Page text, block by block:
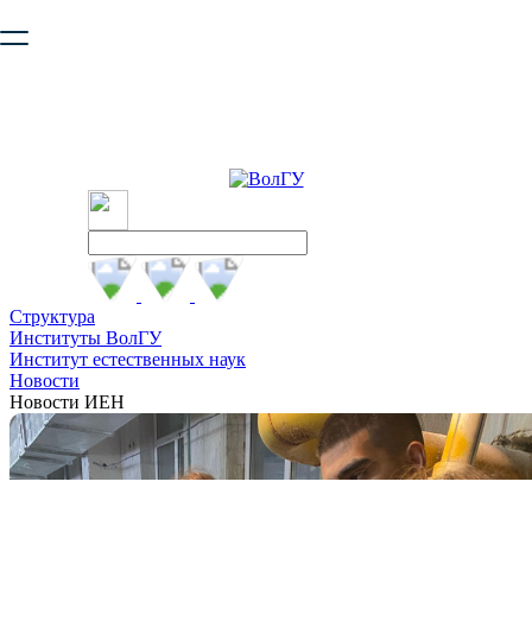
безопасную работу с сайтом. Пожалуйста
Структура
Институты ВолГУ
Институт естественных наук
Новости
Новости ИЕН